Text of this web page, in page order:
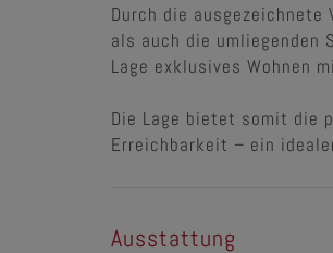
Durch die ausgezeichnete
als auch die umliegenden
Lage exklusives Wohnen
Die Lage bietet somit die
Erreichbarkeit – ein
Ausstattung